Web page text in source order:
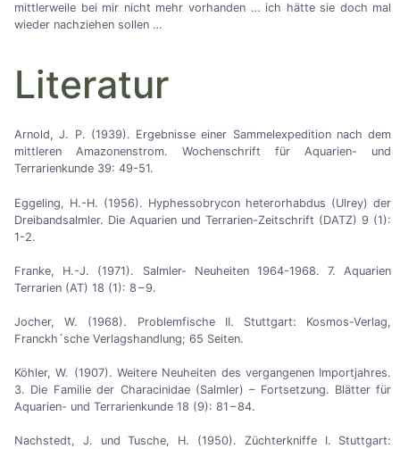
mittlerweile bei mir nicht mehr vorhanden … ich hätte sie doch mal
wieder nachziehen sollen …
Literatur
Arnold, J. P. (1939). Ergebnisse einer Sammelexpedition nach dem
mittleren Amazonenstrom. Wochenschrift für Aquarien- und
Terrarienkunde 39: 49-51.
Eggeling, H.-H. (1956). Hyphessobrycon heterorhabdus (Ulrey) der
Dreibandsalmler. Die Aquarien und Terrarien-Zeitschrift (DATZ) 9 (1):
1-2.
Franke, H.-J. (1971). Salmler- Neuheiten 1964-1968. 7. Aquarien
Terrarien (AT) 18 (1): 8 – 9.
Jocher, W. (1968). Problemfische II. Stuttgart: Kosmos-Verlag,
Franckh´sche Verlagshandlung; 65 Seiten.
Köhler, W. (1907). Weitere Neuheiten des vergangenen Importjahres.
3. Die Familie der Characinidae (Salmler)–Fortsetzung. Blätter für
Aquarien- und Terrarienkunde 18 (9): 81 – 84.
Nachstedt, J. und Tusche, H. (1950). Züchterkniffe I. Stuttgart: